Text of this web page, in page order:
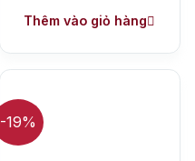
Thêm vào giỏ hàng
-19%